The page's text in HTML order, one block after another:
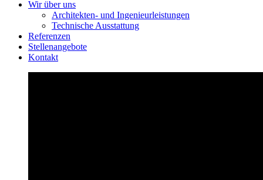
Wir über uns
Architekten- und Ingenieurleistungen
Technische Ausstattung
Referenzen
Stellenangebote
Kontakt